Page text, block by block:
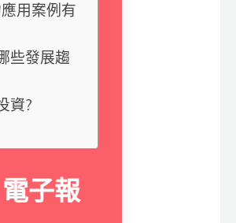
用案例有
些發展趨
資?
子報